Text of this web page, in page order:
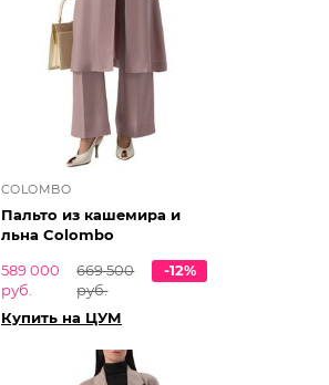
COLOMBO
Пальто из кашемира и
льна Colombo
589 000
руб.
669 500
руб.
-12%
Купить на ЦУМ